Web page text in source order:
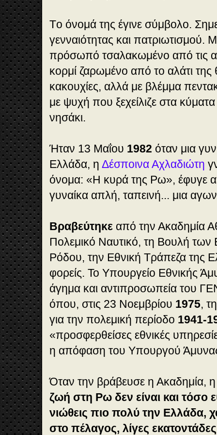
Tο όνομά της έγινε σύμβολο.
γενναιότητας και πατριωτισμού.
πρόσωπό τσαλακωμένο από τις
κορμί ζαρωμένο από το αλάτι της
κακουχίες, αλλά με βλέμμα
με ψυχή που ξεχείλιζε στα
νησάκι.
Ήταν 13 Μαΐου 1982 όταν μια
Ελλάδα, η Δέσποινα Αχλαδιώτη
όνομα: «Η κυρά της Ρω», έφυγε
γυναίκα απλή, ταπεινή... μια
Βραβεύτηκε από την Ακαδημία
Πολεμικό Ναυτικό, τη Βουλή
Ρόδου, την Εθνική Τράπεζα της
φορείς. Το Υπουργείο Εθνικής
άγημα και αντιπροσωπεία του
όπου, στις 23 Νοεμβρίου 1975,
για την πολεμική περίοδο 1941-
«προσφερθείσες εθνικές
η απόφαση του Υπουργού
Όταν την βράβευσε η Ακαδημία,
ζωή στη Ρω δεν είναι και τόσο
νιώθεις πιο πολύ την Ελλάδα,
στο πέλαγος, λίγες